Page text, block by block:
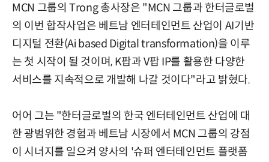
MCN 그룹의 Trong 총사장은 "MCN 그룹과 한터글로벌
의 이번 합작사업은 베트남 엔터테인먼트 산업이 AI기반
디지털 전환(Ai based Digital transformation)을 이루
는 첫 시작이 될 것이며, K팝과 V팝 IP를 활용한 다양한
서비스를 지속적으로 개발해 나갈 것이다"라고 밝혔다.
어어 그는 "한터글로벌의 한국 엔터테인먼트 산업에 대
한 광범위한 경험과 베트남 시장에서 MCN 그룹의 강점
이 시너지를 일으켜 양사의 '슈퍼 엔터테인먼트 플랫폼